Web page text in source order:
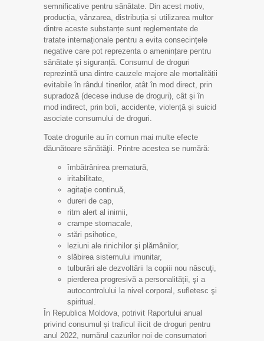
semnificative pentru sănătate. Din acest motiv,
producția, vânzarea, distribuția și utilizarea multor
dintre aceste substanțe sunt reglementate de
tratate internaționale pentru a evita consecințele
negative care pot reprezenta o amenințare pentru
sănătate și siguranță. Consumul de droguri
reprezintă una dintre cauzele majore ale mortalității
evitabile în rândul tinerilor, atât în mod direct, prin
supradoză (decese induse de droguri), cât și în
mod indirect, prin boli, accidente, violență și suicid
asociate consumului de droguri.
Toate drogurile au în comun mai multe efecte
dăunătoare sănătăţii. Printre acestea se numără:
îmbătrânirea prematură,
iritabilitate,
agitaţie continuă,
dureri de cap,
ritm alert al inimii,
crampe stomacale,
stări psihotice,
leziuni ale rinichilor şi plămânilor,
slăbirea sistemului imunitar,
tulburări ale dezvoltării la copiii nou născuţi,
pierderea progresivă a personalității, şi a
autocontrolului la nivel corporal, sufletesc şi
spiritual.
În Republica Moldova, potrivit Raportului anual
privind consumul și traficul ilicit de droguri pentru
anul 2022, numărul cazurilor noi de consumatori